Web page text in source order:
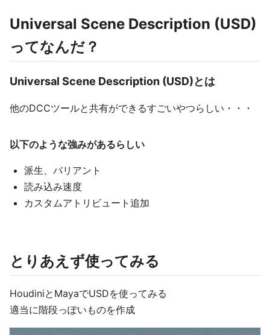
Universal Scene Description (USD)
ってなんだ？
Universal Scene Description (USD)とは
他のDCCツールと共有ができるすごいやつらしい・・・
以下のような強みがあるらしい
派生、バリアント
読み込み速度
カスタムアトリビュート追加
とりあえず使ってみる
HoudiniとMayaでUSDを使ってみる
適当に階段っぽいものを作成